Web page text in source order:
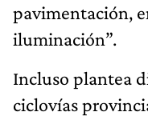
pavimentación,
iluminación”.
Incluso plantea
ciclovías